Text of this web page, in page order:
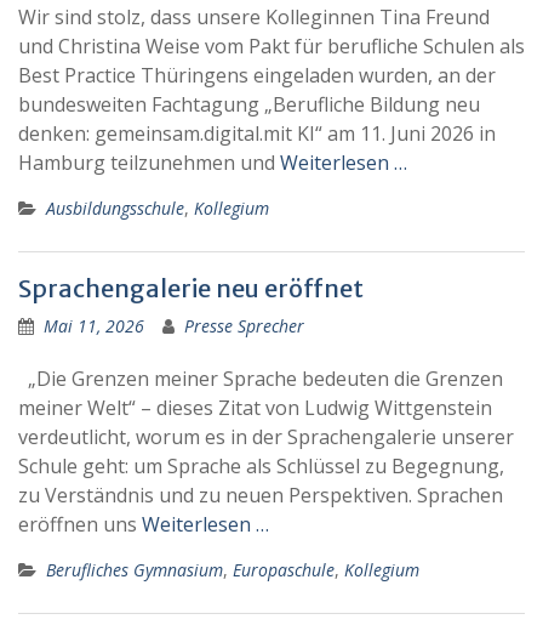
Wir sind stolz, dass unsere Kolleginnen Tina Freund
und Christina Weise vom Pakt für berufliche Schulen als
Best Practice Thüringens eingeladen wurden, an der
bundesweiten Fachtagung „Berufliche Bildung neu
denken: gemeinsam.digital.mit KI“ am 11. Juni 2026 in
Hamburg teilzunehmen und Weiterlesen …
Ausbildungsschule, Kollegium
Sprachengalerie neu eröffnet
Mai 11, 2026 Presse Sprecher
„Die Grenzen meiner Sprache bedeuten die Grenzen
meiner Welt“ – dieses Zitat von Ludwig Wittgenstein
verdeutlicht, worum es in der Sprachengalerie unserer
Schule geht: um Sprache als Schlüssel zu Begegnung,
zu Verständnis und zu neuen Perspektiven. Sprachen
eröffnen uns Weiterlesen …
Berufliches Gymnasium, Europaschule, Kollegium